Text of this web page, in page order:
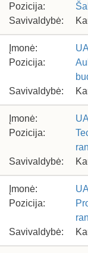
Pozicija:
Savivaldybė:
Įmonė:
Pozicija:
Savivaldybė:
Įmonė:
Pozicija:
Savivaldybė:
Įmonė:
Pozicija:
Savivaldybė: